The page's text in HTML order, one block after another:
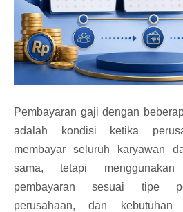
Pembayaran gaji dengan
adalah kondisi ketika
membayar seluruh karyawan
sama, tetapi
pembayaran sesuai tipe
perusahaan, dan kebutuhan